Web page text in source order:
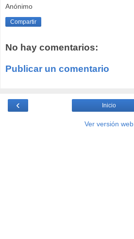
Anónimo
Compartir
No hay comentarios:
Publicar un comentario
‹ Inicio
Ver versión web